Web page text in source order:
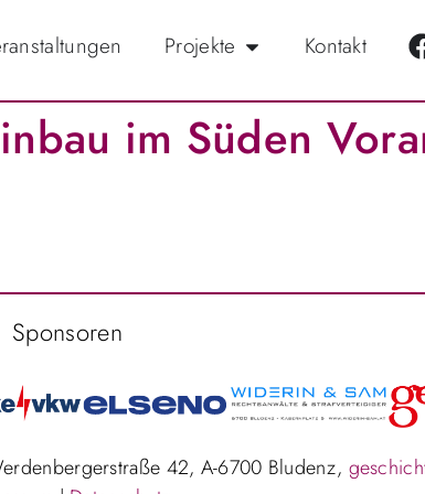
Projekte Kontakt
im Süden
Sponsoren
42, A-6700 Bludenz,